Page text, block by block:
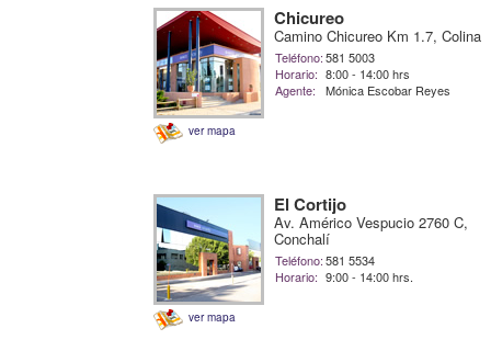
ver mapa
Chicureo
Camino Chicureo Km 1.7, Colina
Teléfono:581 5003
Horario: 8:00 - 14:00 hrs
Agente:
Mónica Escobar Reyes
ver mapa
El Cortijo
Av. Américo Vespucio 2760 C,
Conchalí
Teléfono:581 5534
Horario: 9:00 - 14:00 hrs.